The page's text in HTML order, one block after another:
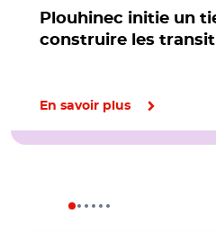
Plouhinec initie un
construire les
En savoir plus